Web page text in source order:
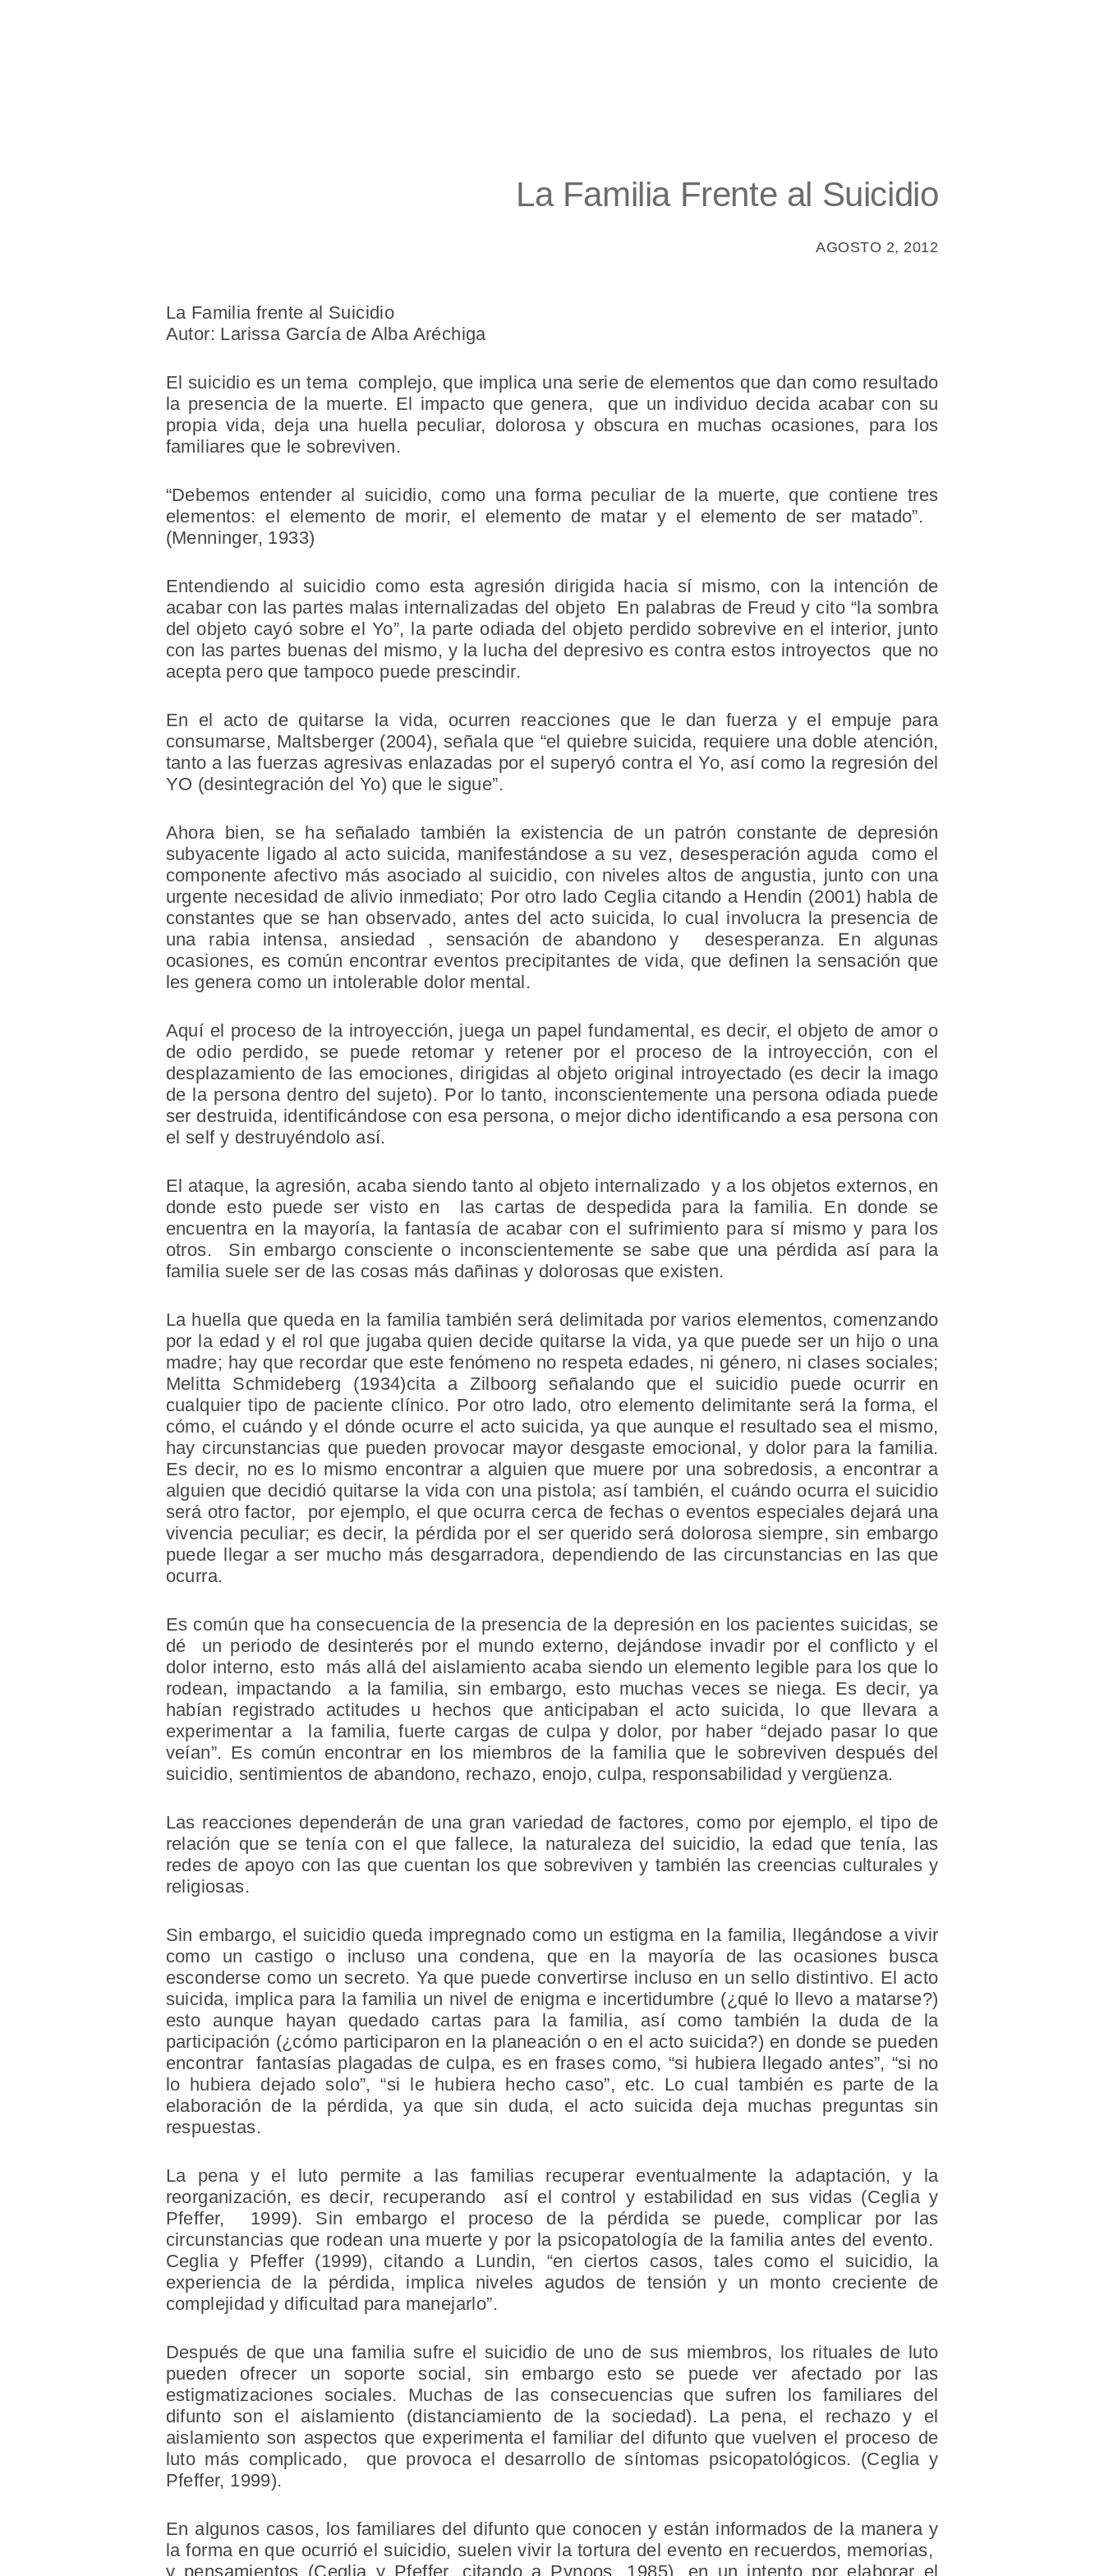
La Familia Frente al Suicidio
AGOSTO 2, 2012
La Familia frente al Suicidio
Autor: Larissa García de Alba Aréchiga
El suicidio es un tema complejo, que implica una serie de elementos que dan como resultado
la presencia de la muerte. El impacto que genera, que un individuo decida acabar con su
propia vida, deja una huella peculiar, dolorosa y obscura en muchas ocasiones, para los
familiares que le sobreviven.
“Debemos entender al suicidio, como una forma peculiar de la muerte, que contiene tres
elementos: el elemento de morir, el elemento de matar y el elemento de ser matado”.
(Menninger, 1933)
Entendiendo al suicidio como esta agresión dirigida hacia sí mismo, con la intención de
acabar con las partes malas internalizadas del objeto En palabras de Freud y cito “la sombra
del objeto cayó sobre el Yo”, la parte odiada del objeto perdido sobrevive en el interior, junto
con las partes buenas del mismo, y la lucha del depresivo es contra estos introyectos que no
acepta pero que tampoco puede prescindir.
En el acto de quitarse la vida, ocurren reacciones que le dan fuerza y el empuje para
consumarse, Maltsberger (2004), señala que “el quiebre suicida, requiere una doble atención,
tanto a las fuerzas agresivas enlazadas por el superyó contra el Yo, así como la regresión del
YO (desintegración del Yo) que le sigue”.
Ahora bien, se ha señalado también la existencia de un patrón constante de depresión
subyacente ligado al acto suicida, manifestándose a su vez, desesperación aguda como el
componente afectivo más asociado al suicidio, con niveles altos de angustia, junto con una
urgente necesidad de alivio inmediato; Por otro lado Ceglia citando a Hendin (2001) habla de
constantes que se han observado, antes del acto suicida, lo cual involucra la presencia de
una rabia intensa, ansiedad , sensación de abandono y desesperanza. En algunas
ocasiones, es común encontrar eventos precipitantes de vida, que definen la sensación que
les genera como un intolerable dolor mental.
Aquí el proceso de la introyección, juega un papel fundamental, es decir, el objeto de amor o
de odio perdido, se puede retomar y retener por el proceso de la introyección, con el
desplazamiento de las emociones, dirigidas al objeto original introyectado (es decir la imago
de la persona dentro del sujeto). Por lo tanto, inconscientemente una persona odiada puede
ser destruida, identificándose con esa persona, o mejor dicho identificando a esa persona con
el self y destruyéndolo así.
El ataque, la agresión, acaba siendo tanto al objeto internalizado y a los objetos externos, en
donde esto puede ser visto en las cartas de despedida para la familia. En donde se
encuentra en la mayoría, la fantasía de acabar con el sufrimiento para sí mismo y para los
otros. Sin embargo consciente o inconscientemente se sabe que una pérdida así para la
familia suele ser de las cosas más dañinas y dolorosas que existen.
La huella que queda en la familia también será delimitada por varios elementos, comenzando
por la edad y el rol que jugaba quien decide quitarse la vida, ya que puede ser un hijo o una
madre; hay que recordar que este fenómeno no respeta edades, ni género, ni clases sociales;
Melitta Schmideberg (1934)cita a Zilboorg señalando que el suicidio puede ocurrir en
cualquier tipo de paciente clínico. Por otro lado, otro elemento delimitante será la forma, el
cómo, el cuándo y el dónde ocurre el acto suicida, ya que aunque el resultado sea el mismo,
hay circunstancias que pueden provocar mayor desgaste emocional, y dolor para la familia.
Es decir, no es lo mismo encontrar a alguien que muere por una sobredosis, a encontrar a
alguien que decidió quitarse la vida con una pistola; así también, el cuándo ocurra el suicidio
será otro factor, por ejemplo, el que ocurra cerca de fechas o eventos especiales dejará una
vivencia peculiar; es decir, la pérdida por el ser querido será dolorosa siempre, sin embargo
puede llegar a ser mucho más desgarradora, dependiendo de las circunstancias en las que
ocurra.
Es común que ha consecuencia de la presencia de la depresión en los pacientes suicidas, se
dé un periodo de desinterés por el mundo externo, dejándose invadir por el conflicto y el
dolor interno, esto más allá del aislamiento acaba siendo un elemento legible para los que lo
rodean, impactando a la familia, sin embargo, esto muchas veces se niega. Es decir, ya
habían registrado actitudes u hechos que anticipaban el acto suicida, lo que llevara a
experimentar a la familia, fuerte cargas de culpa y dolor, por haber “dejado pasar lo que
veían”. Es común encontrar en los miembros de la familia que le sobreviven después del
suicidio, sentimientos de abandono, rechazo, enojo, culpa, responsabilidad y vergüenza.
Las reacciones dependerán de una gran variedad de factores, como por ejemplo, el tipo de
relación que se tenía con el que fallece, la naturaleza del suicidio, la edad que tenía, las
redes de apoyo con las que cuentan los que sobreviven y también las creencias culturales y
religiosas.
Sin embargo, el suicidio queda impregnado como un estigma en la familia, llegándose a vivir
como un castigo o incluso una condena, que en la mayoría de las ocasiones busca
esconderse como un secreto. Ya que puede convertirse incluso en un sello distintivo. El acto
suicida, implica para la familia un nivel de enigma e incertidumbre (¿qué lo llevo a matarse?)
esto aunque hayan quedado cartas para la familia, así como también la duda de la
participación (¿cómo participaron en la planeación o en el acto suicida?) en donde se pueden
encontrar fantasías plagadas de culpa, es en frases como, “si hubiera llegado antes”, “si no
lo hubiera dejado solo”, “si le hubiera hecho caso”, etc. Lo cual también es parte de la
elaboración de la pérdida, ya que sin duda, el acto suicida deja muchas preguntas sin
respuestas.
La pena y el luto permite a las familias recuperar eventualmente la adaptación, y la
reorganización, es decir, recuperando así el control y estabilidad en sus vidas (Ceglia y
Pfeffer, 1999). Sin embargo el proceso de la pérdida se puede, complicar por las
circunstancias que rodean una muerte y por la psicopatología de la familia antes del evento.
Ceglia y Pfeffer (1999), citando a Lundin, “en ciertos casos, tales como el suicidio, la
experiencia de la pérdida, implica niveles agudos de tensión y un monto creciente de
complejidad y dificultad para manejarlo”.
Después de que una familia sufre el suicidio de uno de sus miembros, los rituales de luto
pueden ofrecer un soporte social, sin embargo esto se puede ver afectado por las
estigmatizaciones sociales. Muchas de las consecuencias que sufren los familiares del
difunto son el aislamiento (distanciamiento de la sociedad). La pena, el rechazo y el
aislamiento son aspectos que experimenta el familiar del difunto que vuelven el proceso de
luto más complicado, que provoca el desarrollo de síntomas psicopatológicos. (Ceglia y
Pfeffer, 1999).
En algunos casos, los familiares del difunto que conocen y están informados de la manera y
la forma en que ocurrió el suicidio, suelen vivir la tortura del evento en recuerdos, memorias,
y pensamientos (Ceglia y Pfeffer, citando a Pynoos, 1985), en un intento por elaborar el